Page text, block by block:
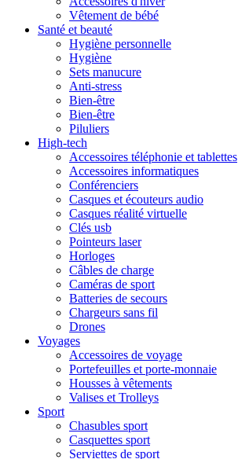
Vêtement de bébé
Santé et beauté
Hygiène personnelle
Hygiène
Sets manucure
Anti-stress
Bien-être
Bien-être
Piluliers
High-tech
Accessoires téléphonie et tablettes
Accessoires informatiques
Conférenciers
Casques et écouteurs audio
Casques réalité virtuelle
Clés usb
Pointeurs laser
Horloges
Câbles de charge
Caméras de sport
Batteries de secours
Chargeurs sans fil
Drones
Voyages
Accessoires de voyage
Portefeuilles et porte-monnaie
Housses à vêtements
Valises et Trolleys
Sport
Chasubles sport
Casquettes sport
Serviettes de sport